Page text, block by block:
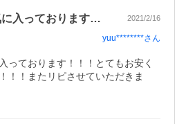
とてもいい香りで気に入っております！！… 2021/2/16
yuu********さん
っております！！！とてもお安く
！！またリピさせていただきま